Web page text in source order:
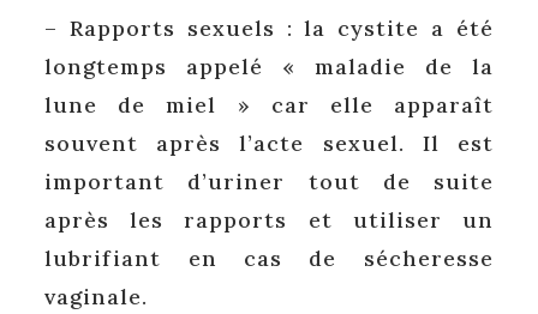
– Rapports sexuels : la cystite a été
longtemps appelé « maladie de la
lune de miel » car elle apparaît
souvent après l’acte sexuel. Il est
important d’uriner tout de suite
après les rapports et utiliser un
lubrifiant en cas de sécheresse
vaginale.